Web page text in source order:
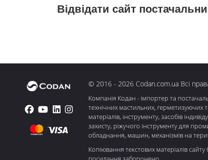
Відвідати сайт
© 2016 - 2026 Codan.com.ua Всі
Компанія Кодан - імпортер та
технічних мастильних, герметизуючих
матеріалів, інструменту, засобів
захисту, ріжучого інструменту для
обладнання, машин, механізмів на
Копіювання текстових матеріалів сайту